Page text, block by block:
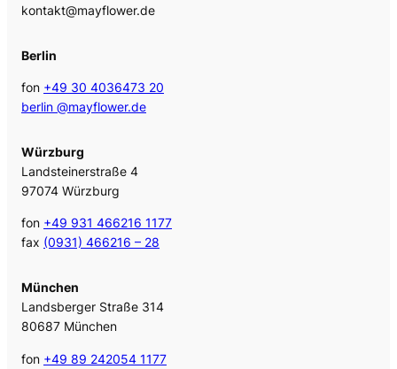
kontakt@mayflower.de
Berlin
fon +49 30 4036473 20
berlin @mayflower.de
Würzburg
Landsteinerstraße 4
97074 Würzburg
fon +49 931 466216 1177
fax (0931) 466216 – 28
München
Landsberger Straße 314
80687 München
fon +49 89 242054 1177